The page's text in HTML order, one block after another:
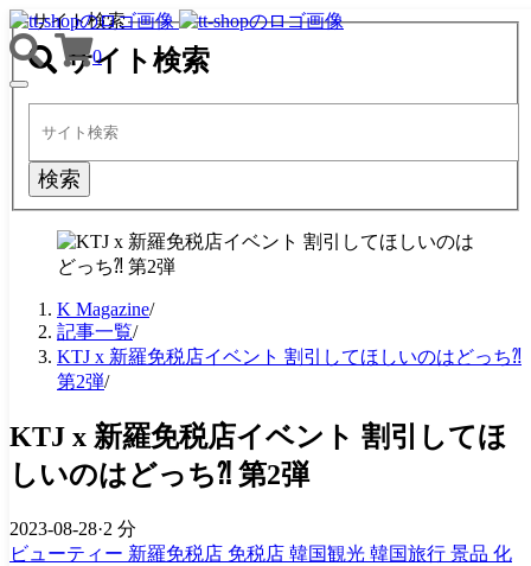
0
TOGGLE
NAVIGATION
サイト検索
サイト検索
検索
K Magazine/
記事一覧/
KTJ x 新羅免税店イベント 割引してほしいのはどっち⁈
第2弾/
KTJ x 新羅免税店イベント 割引してほ
しいのはどっち⁈ 第2弾
2023-08-28·2 分
ビューティー 新羅免税店 免税店 韓国観光 韓国旅行 景品 化